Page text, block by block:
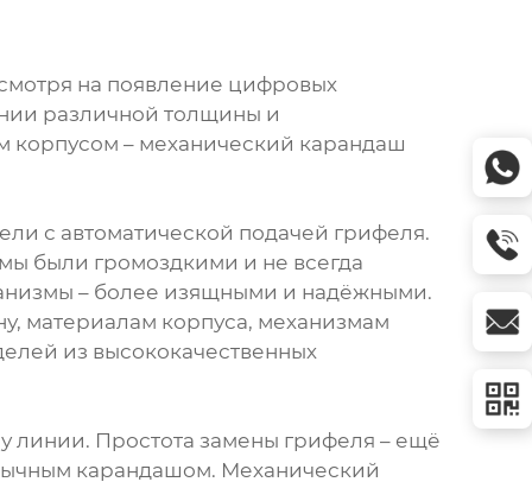
на появление цифровых
различной толщины и
корпусом – механический карандаш
с автоматической подачей грифеля.
были громоздкими и не всегда
– более изящными и надёжными.
материалам корпуса, механизмам
из высококачественных
линии. Простота замены грифеля – ещё
карандашом. Механический